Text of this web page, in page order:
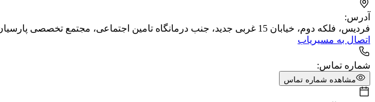
آدرس:
فردیس، فلکه دوم، خیابان 15 غربی جدید، جنب درمانگاه تامین اجتماعی، مجتمع تخصصی پارسیان، طبقه اول، واحد 4
اتصال به مسیریاب
شماره تماس:
مشاهده شماره تماس